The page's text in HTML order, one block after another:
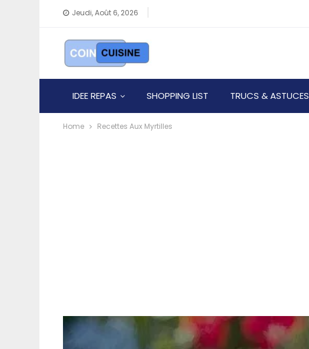
Jeudi, Août 6, 2026
IDEE REPAS SHOPPING LIST TRUCS & ASTUCES
Home Recettes Aux Myrtilles